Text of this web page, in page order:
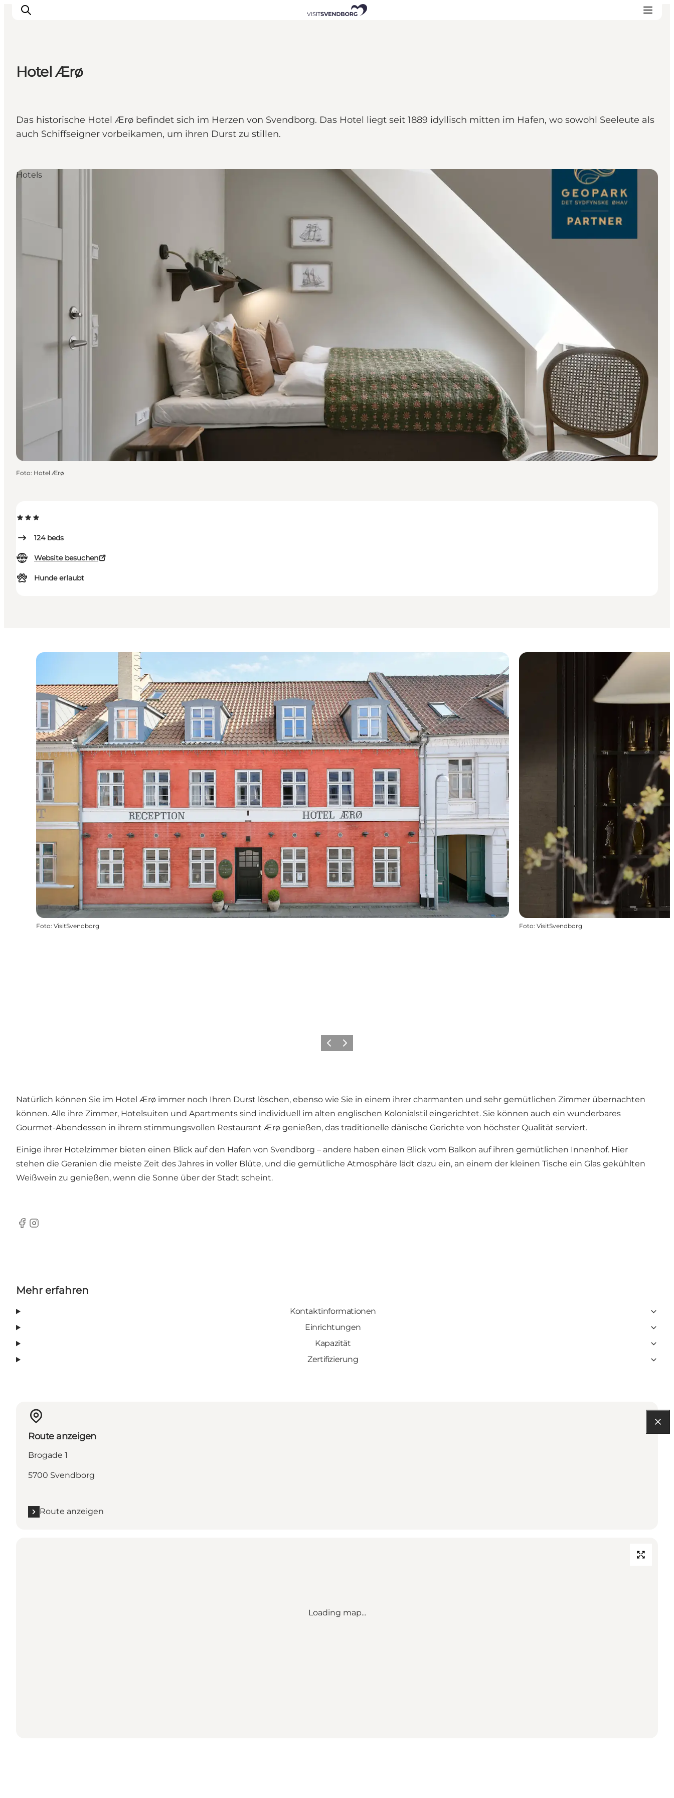
Shopping in Svendborg
Übernachtung
Den Urlaub planen
Hotel Ærø
Das historische Hotel Ærø befindet sich im Herzen von Svendborg. Das Hotel liegt seit 1889 idyllisch mitten im Hafen, wo sowohl Seeleute als
auch Schiffseigner vorbeikamen, um ihren Durst zu stillen.
124 beds
Website besuchen
Hunde erlaubt
Hotels
Foto: Hotel Ærø
Foto: VisitSvendborg Foto: VisitSvendborg
Vorherige Folie
Nächste Folie
Natürlich können Sie im Hotel Ærø immer noch Ihren Durst löschen, ebenso wie Sie in einem ihrer charmanten und sehr gemütlichen Zimmer übernachten
können. Alle ihre Zimmer, Hotelsuiten und Apartments sind individuell im alten englischen Kolonialstil eingerichtet. Sie können auch ein wunderbares
Gourmet-Abendessen in ihrem stimmungsvollen Restaurant Ærø genießen, das traditionelle dänische Gerichte von höchster Qualität serviert.
Einige ihrer Hotelzimmer bieten einen Blick auf den Hafen von Svendborg – andere haben einen Blick vom Balkon auf ihren gemütlichen Innenhof. Hier
stehen die Geranien die meiste Zeit des Jahres in voller Blüte, und die gemütliche Atmosphäre lädt dazu ein, an einem der kleinen Tische ein Glas gekühlten
Weißwein zu genießen, wenn die Sonne über der Stadt scheint.
Facebook
Instagram
Mehr erfahren
Kontaktinformationen
Einrichtungen
Kapazität
Zertifizierung
Route anzeigen
Brogade 1
5700 Svendborg
Route anzeigen
Loading map...